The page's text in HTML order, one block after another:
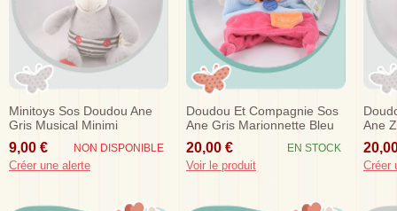
Minitoys Sos Doudou Ane
Gris Musical Minimi
9,00 € NON DISPONIBLE
Créer une alerte
Doudou Et Compagnie Sos
Ane Gris Marionnette Bleu
Rose Coucou Etoile Dc2784
20,00 € EN STOCK
Voir le produit
Ane
Créer